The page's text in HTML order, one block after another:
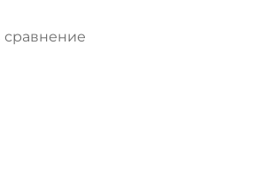
сравнение